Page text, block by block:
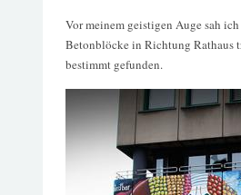
Vor meinem geistigen Auge sah
Betonblöcke in Richtung Rathaus
bestimmt gefunden.